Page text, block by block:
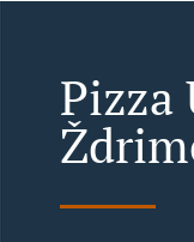
Pizza